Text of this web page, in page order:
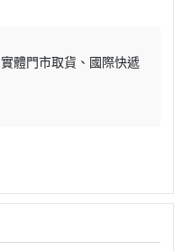
實體門市取貨
國際快遞